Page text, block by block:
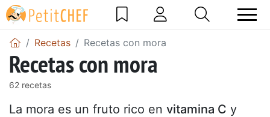
Recetas Recetas con mora
Recetas con mora
62 recetas
La mora es un fruto rico en vitamina C y